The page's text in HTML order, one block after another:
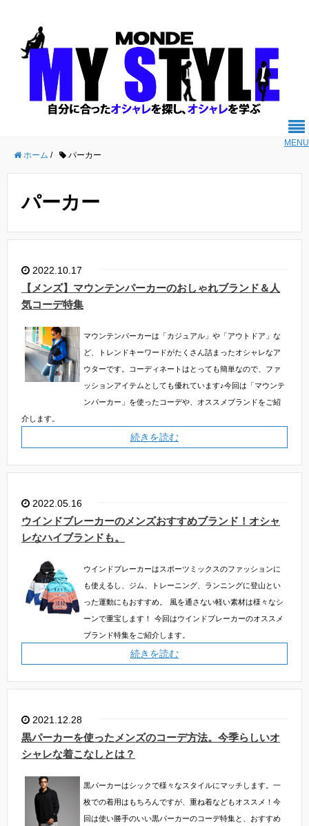
MENU
ホーム / パーカー
パーカー
2022.10.17
【メンズ】マウンテンパーカーのおしゃれブランド＆人
気コーデ特集
マウンテンパーカーは「カジュアル」や「アウトドア」な
ど、トレンドキーワードがたくさん詰まったオシャレなア
ウターです。コーディネートはとっても簡単なので、ファ
ッションアイテムとしても優れています♪今回は「マウンテ
ンパーカー」を使ったコーデや、オススメブランドをご紹
介します。
続きを読む
2022.05.16
ウインドブレーカーのメンズおすすめブランド！オシャ
レなハイブランドも。
ウインドブレーカーはスポーツミックスのファッションに
も使えるし、ジム、トレーニング、ランニングに登山とい
った運動にもおすすめ。
風を通さない軽い素材は様々なシ
ーンで重宝します！
今回はウインドブレーカーのオススメ
ブランド特集をご紹介します。
続きを読む
2021.12.28
黒パーカーを使ったメンズのコーデ方法。今季らしいオ
シャレな着こなしとは？
黒パーカーはシックで様々なスタイルにマッチします。一
枚での着用はもちろんですが、重ね着などもオススメ！今
回は使い勝手のいい黒パーカーのコーデ特集と、おすすめ